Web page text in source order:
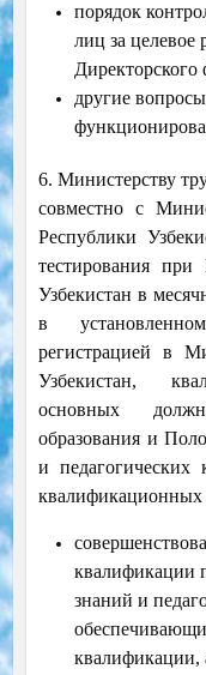
порядок
лиц за целевое
Директорского
другие
6. Министерству
совместно с
Республики
тестирования
Узбекистан в
в
регистрацией в
Узбекистан,
основных
образования и
и
квалификационных
квалификации
знаний и
квалификации,